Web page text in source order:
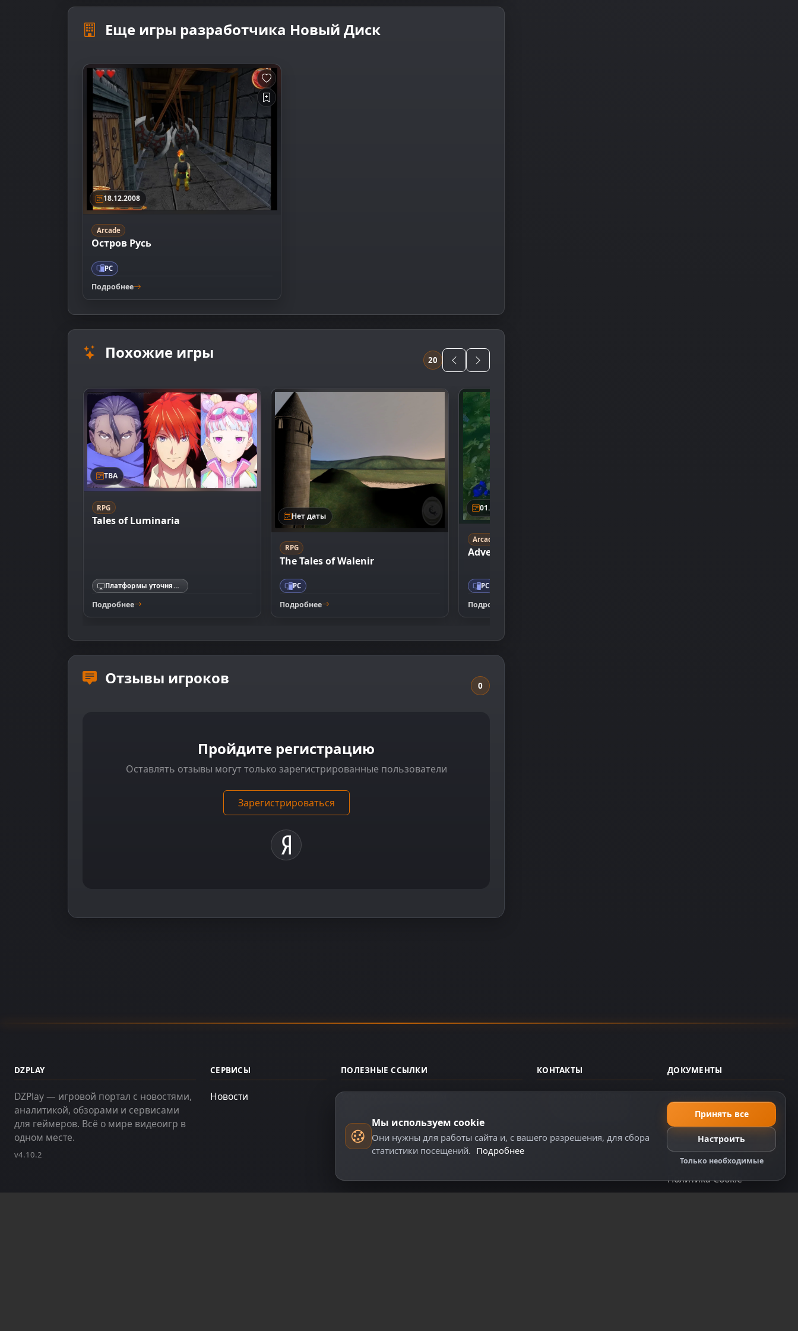
Еще игры разработчика Новый Диск
18.12.2008
Arcade
Остров Русь
PC
Подробнее
Похожие игры 20
TBA
RPG
Tales of Luminaria
Платформы уточняются
Подробнее
Нет даты
RPG
The Tales of Walenir
PC
Подробнее
01.01.2006
Arcade
Adventures of Tuber
PC
Подробнее
Отзывы игроков 0
Пройдите регистрацию
Оставлять отзывы могут только зарегистрированные пользователи
Зарегистрироваться
DZPLAY
DZPlay — игровой портал с новостями,
аналитикой, обзорами и сервисами
для геймеров. Всё о мире видеоигр в
одном месте.
v4.10.2
СЕРВИСЫ
Новости
ПОЛЕЗНЫЕ ССЫЛКИ
Управление аккаунтом
КОНТАКТЫ
support@dzplay.ru
ДОКУМЕНТЫ
Пользовательское
соглашение
Политика персональных
данных
Правила оплаты
Политика Cookie
Мы используем cookie
Они нужны для работы сайта и, с вашего разрешения, для сбора
статистики посещений. Подробнее
Принять все
Настроить
Только необходимые